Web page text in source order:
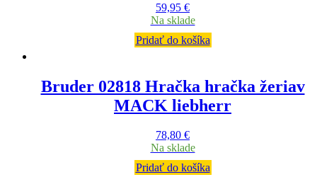
59,95 €
Na sklade
Pridať do košíka
Bruder 02818 Hračka hračka žeriav
MACK liebherr
78,80 €
Na sklade
Pridať do košíka